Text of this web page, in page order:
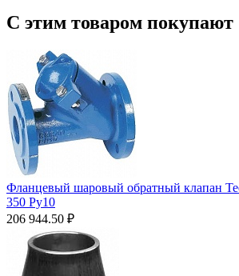
С этим товаром покупают
Фланцевый шаровый обратный клапан
350 Ру10
206 944.50 ₽